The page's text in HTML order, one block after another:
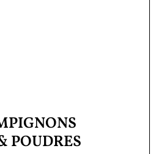
POUDRES